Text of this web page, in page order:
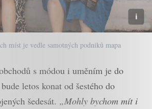
míst je vedle samotných podniků mapa
s módou i uměním je do
letos konat od šestého do
šedesát. „Mohly bychom mít i